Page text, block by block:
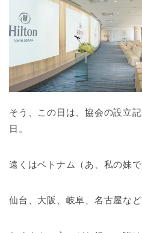
そう、この日は、協会の設立
日。
遠くはベトナム（あ、私の妹で
仙台、大阪、岐阜、名古屋な